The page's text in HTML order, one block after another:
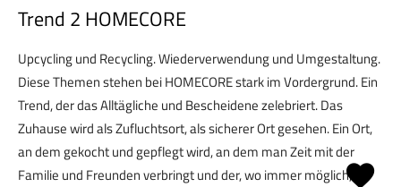
Trend 2 HOMECORE
Upcycling und Recycling. Wiederverwendung und Umgestaltung.
Diese Themen stehen bei HOMECORE stark im Vordergrund. Ein
Trend, der das Alltägliche und Bescheidene zelebriert. Das
Zuhause wird als Zufluchtsort, als sicherer Ort gesehen. Ein Ort,
an dem gekocht und gepflegt wird, an dem man Zeit mit der
Familie und Freunden verbringt und der, wo immer möglich,